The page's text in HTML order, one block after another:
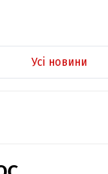
Усі новини